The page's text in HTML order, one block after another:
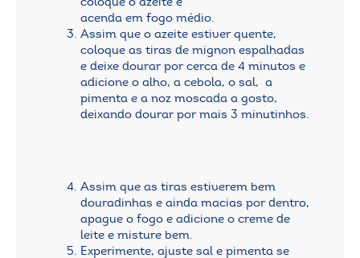
acenda em fogo médio.
Assim que o azeite estiver quente,
coloque as tiras de mignon espalhadas
e deixe dourar por cerca de 4 minutos e
adicione o alho, a cebola, o sal, a
pimenta e a noz moscada a gosto,
deixando dourar por mais 3 minutinhos.
Assim que as tiras estiverem bem
douradinhas e ainda macias por dentro,
apague o fogo e adicione o creme de
leite e misture bem.
Experimente, ajuste sal e pimenta se